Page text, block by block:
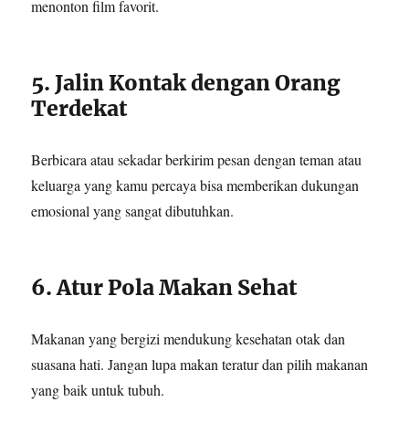
menonton film favorit.
5. Jalin Kontak dengan Orang
Terdekat
Berbicara atau sekadar berkirim pesan dengan teman atau
keluarga yang kamu percaya bisa memberikan dukungan
emosional yang sangat dibutuhkan.
6. Atur Pola Makan Sehat
Makanan yang bergizi mendukung kesehatan otak dan
suasana hati. Jangan lupa makan teratur dan pilih makanan
yang baik untuk tubuh.